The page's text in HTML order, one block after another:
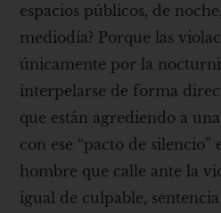
espacios públicos, de
mediodía? Porque las
únicamente por la
interpelarse de forma
que están agrediendo a
con ese “pacto de silencio”
hombre que calle ante la
igual de culpable,